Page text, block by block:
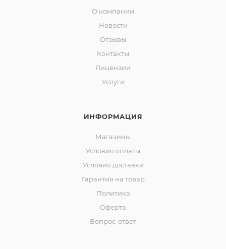
О компании
Новости
Отзывы
Контакты
Лицензии
Услуги
ИНФОРМАЦИЯ
Магазины
Условия оплаты
Условия доставки
Гарантия на товар
Политика
Оферта
Вопрос-ответ